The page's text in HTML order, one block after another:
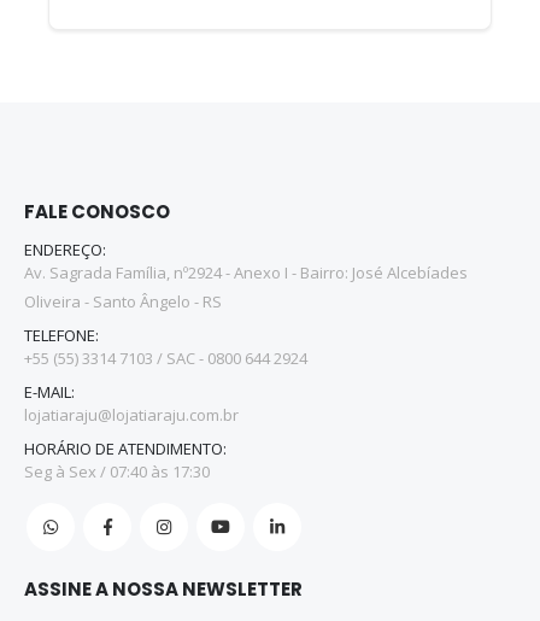
FALE CONOSCO
ENDEREÇO:
Av. Sagrada Família, nº2924 - Anexo I - Bairro: José Alcebíades
Oliveira - Santo Ângelo - RS
TELEFONE:
+55 (55) 3314 7103 / SAC - 0800 644 2924
E-MAIL:
lojatiaraju@lojatiaraju.com.br
HORÁRIO DE ATENDIMENTO:
Seg à Sex / 07:40 às 17:30
ASSINE A NOSSA NEWSLETTER